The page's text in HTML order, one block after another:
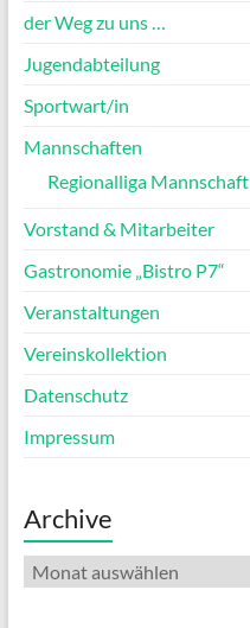
der Weg zu uns …
Jugendabteilung
Sportwart/in
Mannschaften
Regionalliga Mannschaft
Vorstand & Mitarbeiter
Gastronomie „Bistro P7“
Veranstaltungen
Vereinskollektion
Datenschutz
Impressum
Archive
Archive